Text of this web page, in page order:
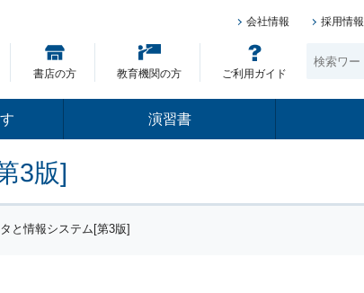
会社情報 採用情報
書店の方 教育機関の方 ご利用ガイド
演習書
3版]
と情報システム[第3版]